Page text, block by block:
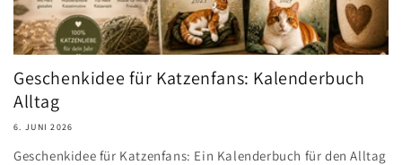
Geschenkidee für Katzenfans: Kalenderbuch
Alltag
6. JUNI 2026
Geschenkidee für Katzenfans: Ein Kalenderbuch für den Alltag